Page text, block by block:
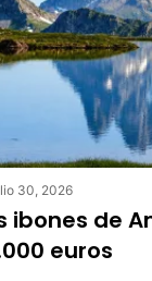
30, 2026
ibones de
euros